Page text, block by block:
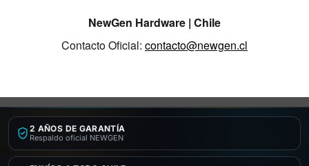
NewGen Hardware | Chile
Contacto Oficial: contacto@newgen.cl
2 AÑOS DE GARANTÍA
Respaldo oficial NEWGEN